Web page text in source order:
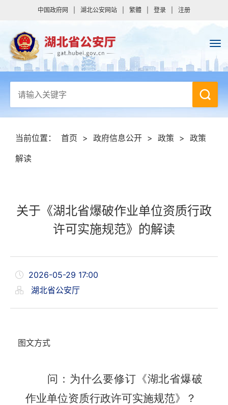
中国政府网 湖北公安网站 繁體 登录 注册
当前位置： 首页 > 政府信息公开 > 政策 > 政策
解读
关于《湖北省爆破作业单位资质行政
许可实施规范》的解读
2026-05-29 17:00
湖北省公安厅
图文方式
问：为什么要修订 《湖北省爆破
作业单位资质行政许可实施规范》？